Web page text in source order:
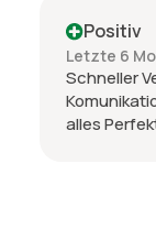
Positiv
Letzte 6
Schneller
alles